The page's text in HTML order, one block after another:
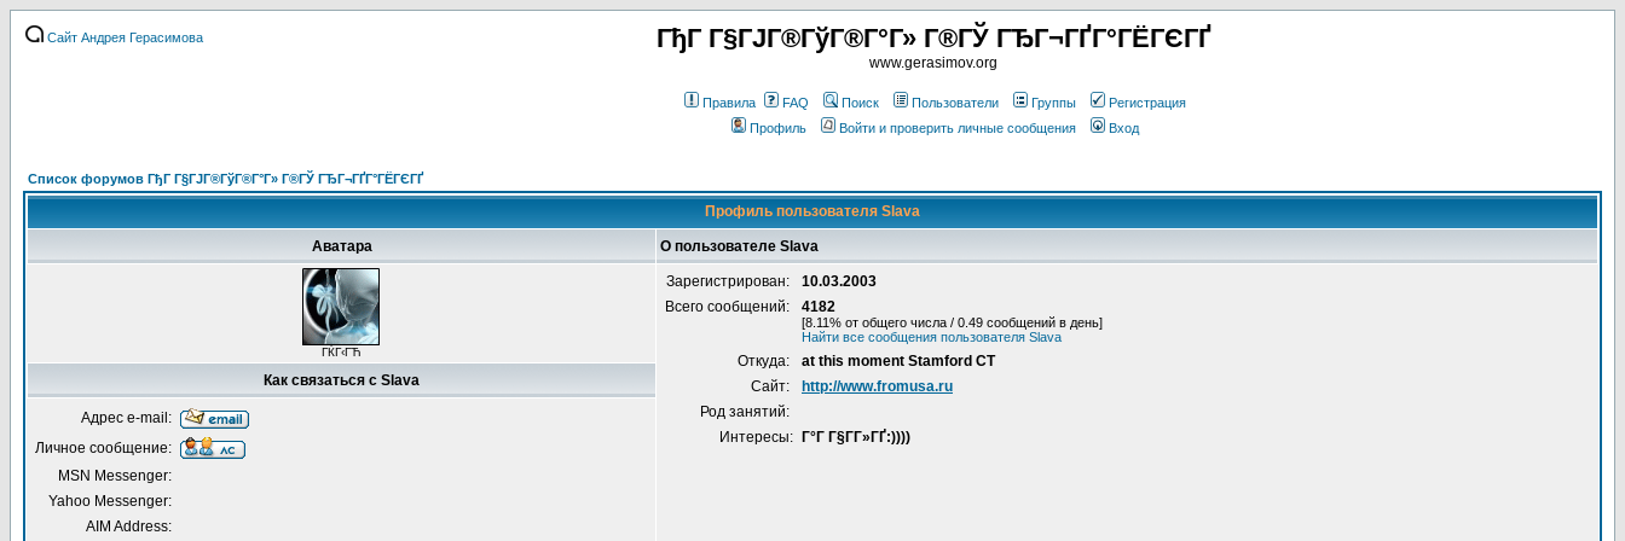
Сайт Андрея Герасимова ГђГ Г§ГЈГ®ГўГ®Г°Г» Г®ГЎ ГЂГ¬ГҐГ°ГЁГЄГҐ
www.gerasimov.org
Правила FAQ Поиск Пользователи Группы
Регистрация
Профиль
Войти и проверить личные сообщения Вход
Список форумов ГђГ Г§ГЈГ®ГўГ®Г°Г» Г®ГЎ ГЂГ¬ГҐГ°ГЁГЄГҐ
Профиль пользователя Slava
Аватара О пользователе Slava
ГЌГ‹ГЋ
Зарегистрирован:
10.03.2003
Всего сообщений:
4182
[8.11% от общего числа / 0.49 сообщений в день]
Найти все сообщения пользователя Slava
Откуда:
at this moment Stamford CT
Сайт:
http://www.fromusa.ru
Род занятий:
Интересы:
Г°Г Г§Г­Г»ГҐ:))))
Как связаться с Slava
Адрес e-mail:
Личное сообщение:
MSN Messenger:
Yahoo Messenger:
AIM Address: